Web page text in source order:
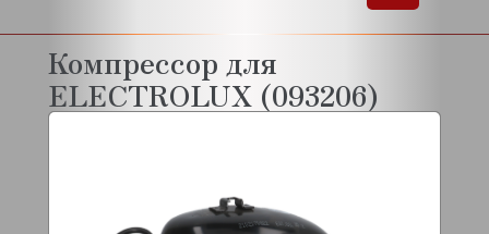
Компрессор для
ELECTROLUX (093206)